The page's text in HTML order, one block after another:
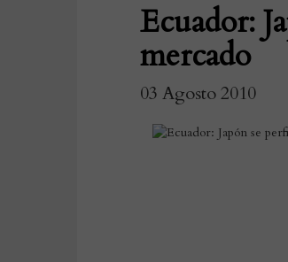
Ecuador:
mercado
03 Agosto 2010